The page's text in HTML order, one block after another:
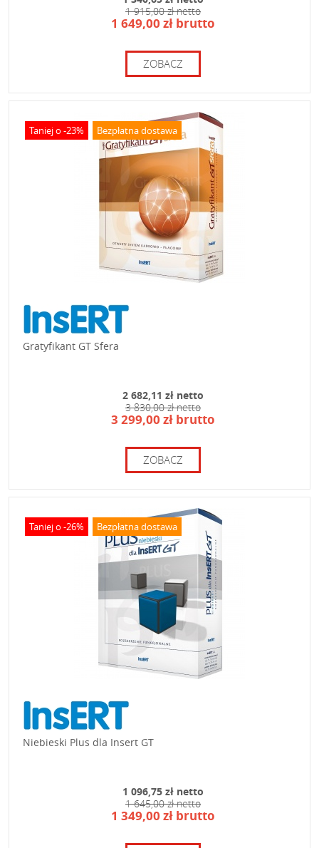
1 915,00 zł netto
1 649,00 zł brutto
ZOBACZ
Taniej o -23% Bezpłatna dostawa
Gratyfikant GT Sfera
2 682,11 zł netto
3 830,00 zł netto
3 299,00 zł brutto
ZOBACZ
Taniej o -26% Bezpłatna dostawa
Niebieski Plus dla Insert GT
1 096,75 zł netto
1 645,00 zł netto
1 349,00 zł brutto